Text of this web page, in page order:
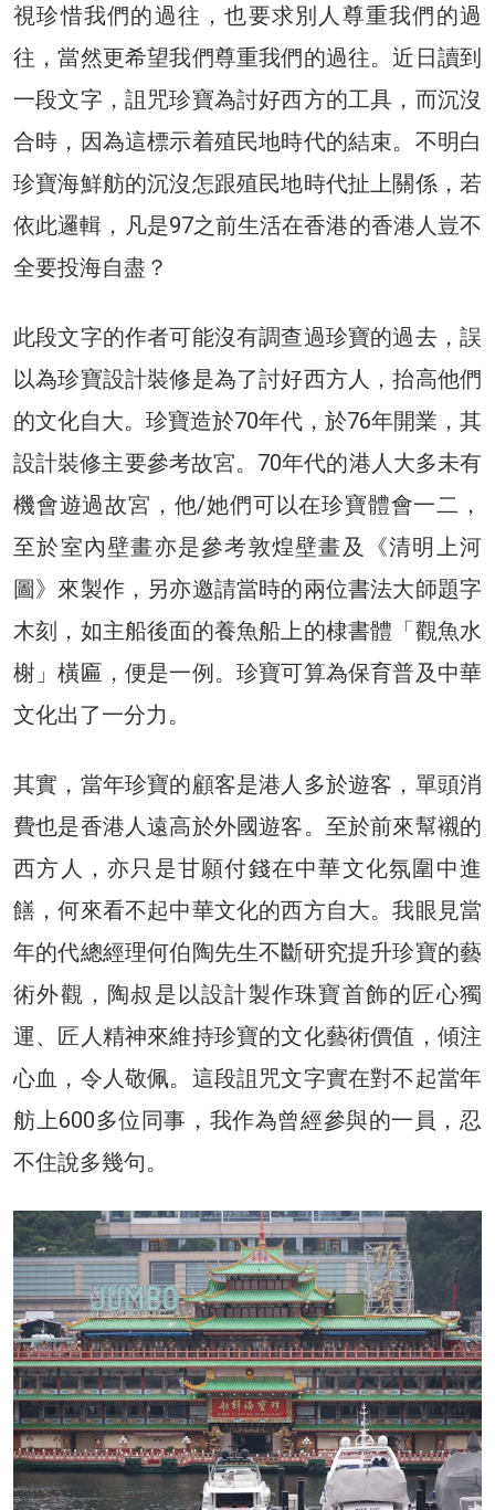
視珍惜我們的過往，也要求別人尊重我們的過
往，當然更希望我們尊重我們的過往。近日讀到
一段文字，詛咒珍寶為討好西方的工具，而沉沒
合時，因為這標示着殖民地時代的結束。不明白
珍寶海鮮舫的沉沒怎跟殖民地時代扯上關係，若
依此邏輯，凡是97之前生活在香港的香港人豈不
全要投海自盡？
此段文字的作者可能沒有調查過珍寶的過去，誤
以為珍寶設計裝修是為了討好西方人，抬高他們
的文化自大。珍寶造於70年代，於76年開業，其
設計裝修主要參考故宮。70年代的港人大多未有
機會遊過故宮，他/她們可以在珍寶體會一二，
至於室內壁畫亦是參考敦煌壁畫及《清明上河
圖》來製作，另亦邀請當時的兩位書法大師題字
木刻，如主船後面的養魚船上的棣書體「觀魚水
榭」橫匾，便是一例。珍寶可算為保育普及中華
文化出了一分力。
其實，當年珍寶的顧客是港人多於遊客，單頭消
費也是香港人遠高於外國遊客。至於前來幫襯的
西方人，亦只是甘願付錢在中華文化氛圍中進
饍，何來看不起中華文化的西方自大。我眼見當
年的代總經理何伯陶先生不斷研究提升珍寶的藝
術外觀，陶叔是以設計製作珠寶首飾的匠心獨
運、匠人精神來維持珍寶的文化藝術價值，傾注
心血，令人敬佩。這段詛咒文字實在對不起當年
舫上600多位同事，我作為曾經參與的一員，忍
不住說多幾句。